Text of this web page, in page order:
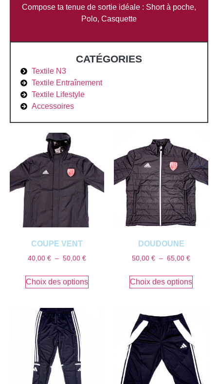
Compose ta tenue de sortie idéale : Short à poche,
Polo, Casquette
CATÉGORIES
Textile N3
Textile Entraînement
Textile Lifestyle
Accessoires
COUPE VENT
40,00 € – 50,00 €
Choix des options
DOUDOUNE
50,00 € – 65,00 €
Choix des options